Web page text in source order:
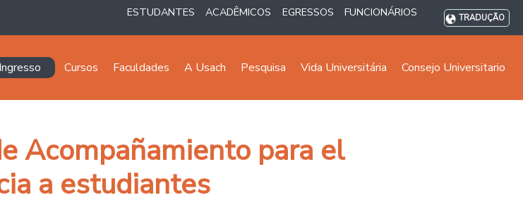
ESTUDANTES ACADÊMICOS EGRESSOS FUNCIONÁRIOS TRADUÇÃO
principal
Ingresso Cursos Faculdades A Usach Pesquisa Vida Universitária Consejo Universitario
Acompañamiento para el
a estudiantes